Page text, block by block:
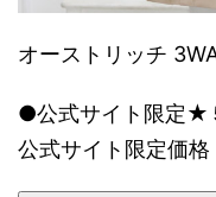
オーストリッチ
●公式サイト限定★
公式サイト限定価